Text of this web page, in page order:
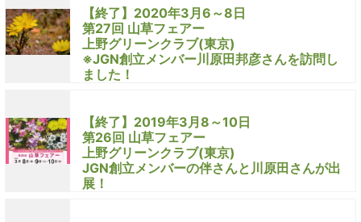
【終了】2020年3月6～8日
第27回 山草フェアー
上野グリーンクラブ(東京)
※JGN創立メンバー川原田邦彦さんを訪問し
ました！
【終了】2019年3月8～10日
第26回 山草フェアー
上野グリーンクラブ(東京)
JGN創立メンバーの伴さんと川原田さんが出
展！